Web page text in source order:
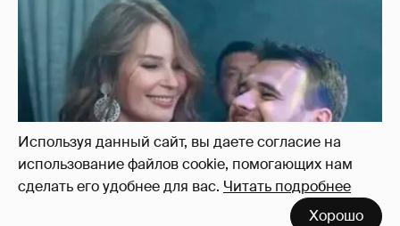
Используя данный сайт, вы даете согласие на
использование файлов cookie, помогающих нам
сделать его удобнее для вас. Читать подробнее
Хорошо
Неужели правда?